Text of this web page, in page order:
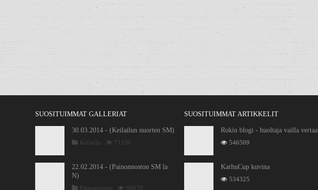
SUOSITUIMMAT GALLERIAT
30.03.2014 - (Keilailun nuorten SM)
Keilailu
71196
22.02.2014 - (Painonnoston SM la
N)
Painonnosto
69070
SUOSITUIMMAT ARTIKKELIT
Rokin blogi - huoltaja vailla vertaa
546509
KarhuCup kuvina
534325